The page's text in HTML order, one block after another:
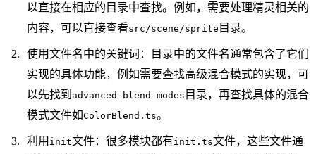
以直接在相应的目录中查找。例如，需要处理精灵相关的
内容，可以直接查看src/scene/sprite 目录。
使用文件名中的关键词：目录中的文件名通常包含了它们
实现的具体功能，例如需要查找高级混合模式的实现，可
以先找到 advanced-blend-modes 目录，再查找具体的混合
模式文件如ColorBlend.ts。
利用 init文件：很多模块都有init.ts文件，这些文件通